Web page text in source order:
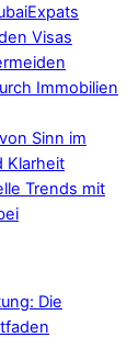
Expats
Visas
Immobilien
Sinn im
Klarheit
Trends mit
Die